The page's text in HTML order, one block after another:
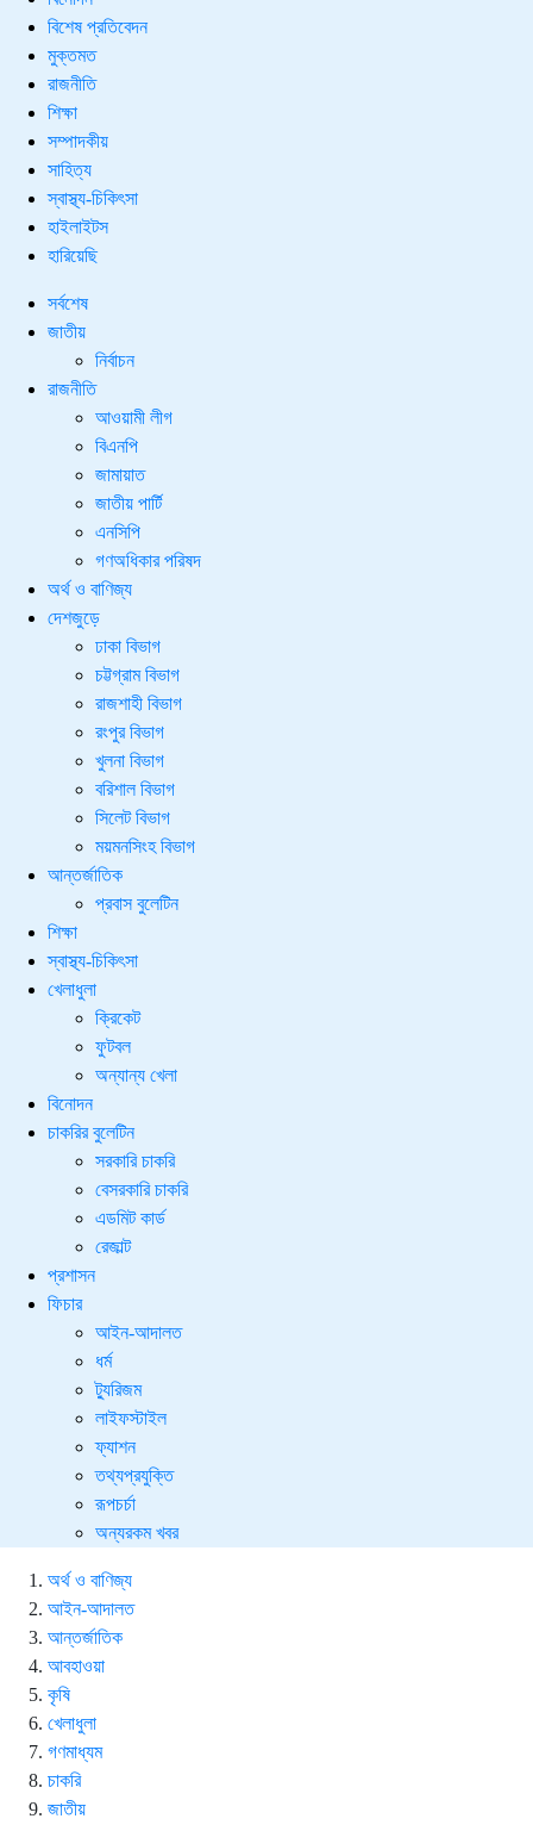
বিশেষ প্রতিবেদন
মুক্তমত
রাজনীতি
শিক্ষা
সম্পাদকীয়
সাহিত্য
স্বাস্থ্য-চিকিৎসা
হাইলাইটস
হারিয়েছি
সর্বশেষ
জাতীয়
নির্বাচন
রাজনীতি
আওয়ামী লীগ
বিএনপি
জামায়াত
জাতীয় পার্টি
এনসিপি
গণঅধিকার পরিষদ
অর্থ ও বাণিজ্য
দেশজুড়ে
ঢাকা বিভাগ
চট্টগ্রাম বিভাগ
রাজশাহী বিভাগ
রংপুর বিভাগ
খুলনা বিভাগ
বরিশাল বিভাগ
সিলেট বিভাগ
ময়মনসিংহ বিভাগ
আন্তর্জাতিক
প্রবাস বুলেটিন
শিক্ষা
স্বাস্থ্য-চিকিৎসা
খেলাধুলা
ক্রিকেট
ফুটবল
অন্যান্য খেলা
বিনোদন
চাকরির বুলেটিন
সরকারি চাকরি
বেসরকারি চাকরি
এডমিট কার্ড
রেজাল্ট
প্রশাসন
ফিচার
আইন-আদালত
ধর্ম
ট্যুরিজম
লাইফস্টাইল
ফ্যাশন
তথ্যপ্রযুক্তি
রূপচর্চা
অন্যরকম খবর
অর্থ ও বাণিজ্য
আইন-আদালত
আন্তর্জাতিক
আবহাওয়া
কৃষি
খেলাধুলা
গণমাধ্যম
চাকরি
জাতীয়